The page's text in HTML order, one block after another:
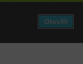
Otevřít